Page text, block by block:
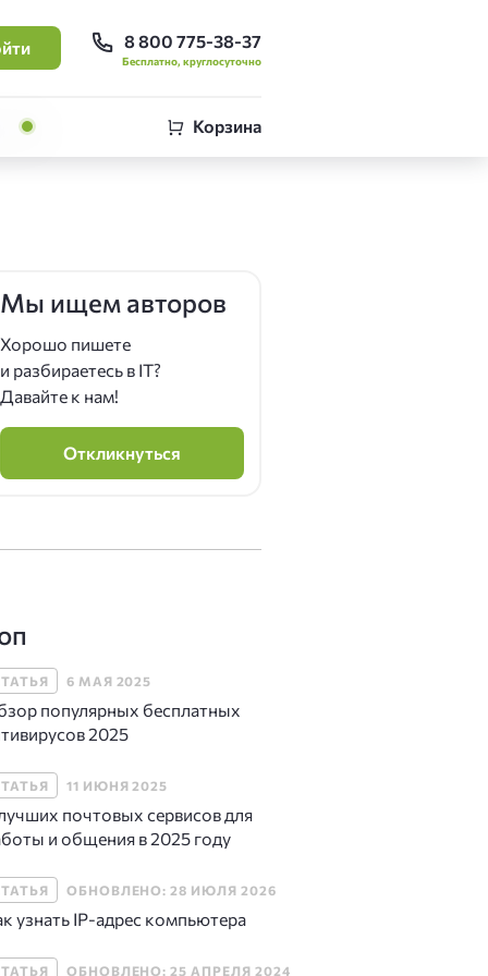
8 800 775-38-37
Бесплатно, круглосуточно
Корзина
Мы ищем авторов
Хорошо пишете
и разбираетесь в IT?
Давайте к нам!
Откликнуться
6 МАЯ 2025
популярных бесплатных
2025
11 ИЮНЯ 2025
почтовых сервисов для
и общения в 2025 году
ОБНОВЛЕНО: 28 ИЮЛЯ 2026
узнать IP-адрес компьютера
ОБНОВЛЕНО: 25 АПРЕЛЯ 2024